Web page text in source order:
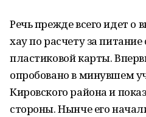
Речь прежде всего идет о
хау по расчету за
пластиковой карты.
опробовано в минувшем
Кировского района и
стороны. Нынче его